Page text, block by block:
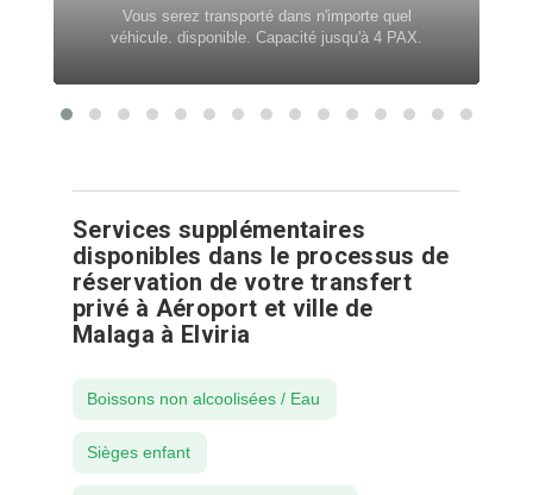
Vous serez transporté dans n'importe quel
véhicule. disponible. Capacité jusqu'à 4 PAX.
Services supplémentaires
disponibles dans le processus de
réservation de votre transfert
privé à Aéroport et ville de
Malaga à Elviria
Boissons non alcoolisées / Eau
Sièges enfant